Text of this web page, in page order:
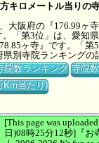
キロメートル当りの
大阪府の『176.99ヶ
「第3位」は、愛知
ヶ寺』です。「第
別寺院ランキング
院数ランキング 寺院
Km当たり)
[This page was
日)08時25分12秒] 『